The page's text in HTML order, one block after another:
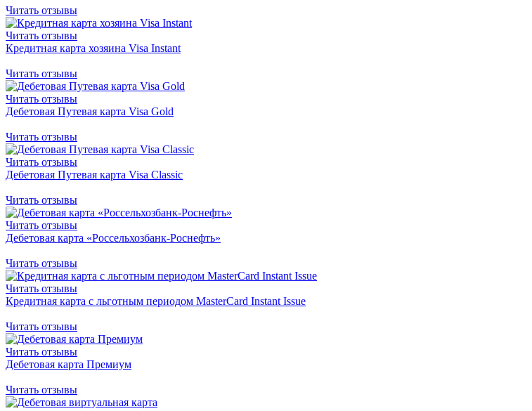
Читать отзывы
Читать отзывы
Кредитная карта хозяина Visa Instant
Читать отзывы
Читать отзывы
Дебетовая Путевая карта Visa Gold
Читать отзывы
Читать отзывы
Дебетовая Путевая карта Visa Classic
Читать отзывы
Читать отзывы
Дебетовая карта «Россельхозбанк-Роснефть»
Читать отзывы
Читать отзывы
Кредитная карта с льготным периодом MasterCard Instant Issue
Читать отзывы
Читать отзывы
Дебетовая карта Премиум
Читать отзывы